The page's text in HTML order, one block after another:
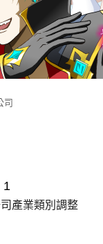
司
1
司產業類別調整